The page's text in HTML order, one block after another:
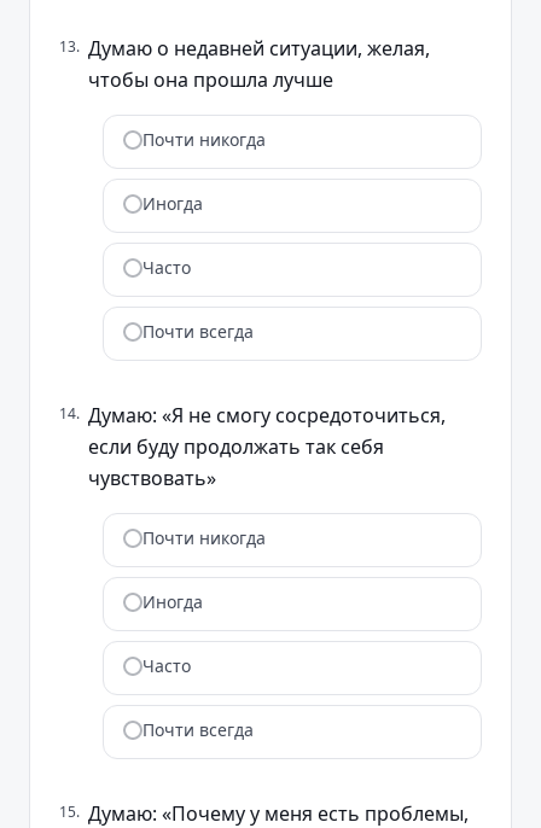
13. Думаю о недавней ситуации, желая,
чтобы она прошла лучше
Почти никогда
Иногда
Часто
Почти всегда
14. Думаю: «Я не смогу сосредоточиться,
если буду продолжать так себя
чувствовать»
Почти никогда
Иногда
Часто
Почти всегда
15. Думаю: «Почему у меня есть проблемы,